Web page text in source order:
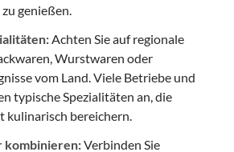
genießen.
Achten Sie auf regionale
Wurstwaren oder
vom Land. Viele Betriebe und
typische Spezialitäten an, die
kulinarisch bereichern.
kombinieren:Verbinden Sie